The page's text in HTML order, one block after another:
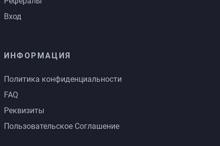
Вход
ИНФОРМАЦИЯ
Политика конфиденциальности
FAQ
Реквизиты
Пользовательское Соглашение